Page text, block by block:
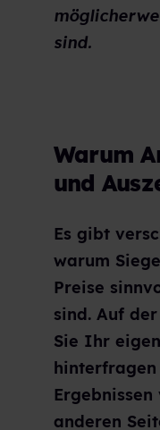
sind.
Warum
und
Es gibt
warum
Preise
sind. Auf
Sie Ihr
hinterfragen
anderen